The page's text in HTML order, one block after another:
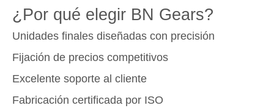
¿Por qué elegir BN Gears?
Unidades finales diseñadas con precisión
Fijación de precios competitivos
Excelente soporte al cliente
Fabricación certificada por ISO